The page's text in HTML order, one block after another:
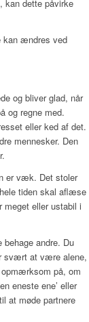
kan dette påvirke
kan ændres ved
og bliver glad, når
og regne med.
eller ked af det.
mennesker. Den
er væk. Det stoler
tiden skal aflæse
meget eller ustabil i
andre. Du
svært at være alene,
på, om
eneste ene’ eller
at møde partnere